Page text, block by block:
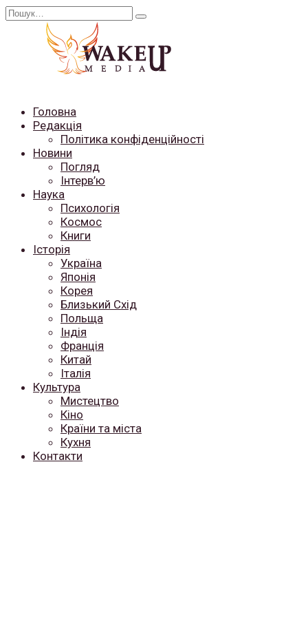
Перейти
Search
Головна
Редакція
Політика конфіденційності
Новини
Погляд
Інтерв’ю
Наука
Психологія
Космос
Книги
Історія
Україна
Японія
Корея
Близький Схід
Польща
Індія
Франція
Китай
Італія
Культура
Мистецтво
Кіно
Країни та міста
Кухня
Контакти